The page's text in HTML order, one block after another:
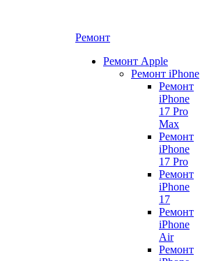
Ремонт
Ремонт Apple
Ремонт iPhone
Ремонт
iPhone
17 Pro
Max
Ремонт
iPhone
17 Pro
Ремонт
iPhone
17
Ремонт
iPhone
Air
Ремонт